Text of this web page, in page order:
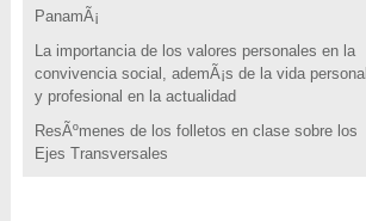
PanamÃ¡
La importancia de los valores personales en la
convivencia social, ademÃ¡s de la vida personal
y profesional en la actualidad
ResÃºmenes de los folletos en clase sobre los
Ejes Transversales